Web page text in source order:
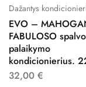
Dažantys
EVO –
FABULOSO
palaikymo
kondicionierius.
32,00 €